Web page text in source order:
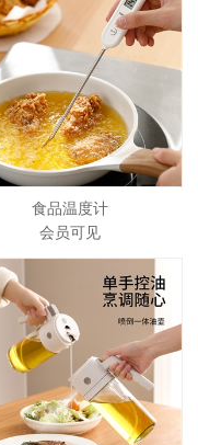
食品温度计
会员可见